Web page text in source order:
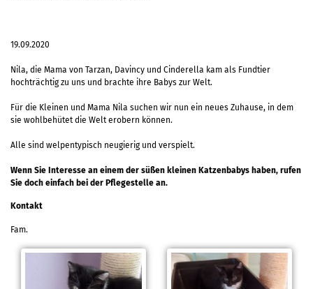
19.09.2020
Nila, die Mama von Tarzan, Davincy und Cinderella kam als Fundtier
hochträchtig zu uns und brachte ihre Babys zur Welt.
Für die Kleinen und Mama Nila suchen wir nun ein neues Zuhause, in dem
sie wohlbehütet die Welt erobern können.
Alle sind welpentypisch neugierig und verspielt.
Wenn Sie Interesse an einem der süßen kleinen Katzenbabys haben, rufen
Sie doch einfach bei der Pflegestelle an.
Kontakt
Fam.